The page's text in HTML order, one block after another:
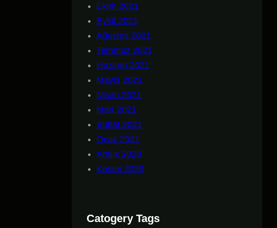
Ekim 2021
Eylül 2021
Ağustos 2021
Temmuz 2021
Haziran 2021
Mayıs 2021
Nisan 2021
Mart 2021
Şubat 2021
Ocak 2021
Aralık 2020
Kasım 2020
Catogery Tags